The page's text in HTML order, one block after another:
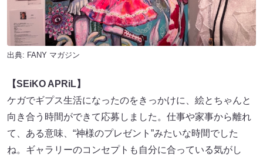
出典: FANY マガジン
【SEiKO APRiL】
ケガでギプス生活になったのをきっかけに、絵とちゃんと
向き合う時間ができて応募しました。仕事や家事から離れ
て、ある意味、“神様のプレゼント”みたいな時間でした
ね。ギャラリーのコンセプトも自分に合っている気がし